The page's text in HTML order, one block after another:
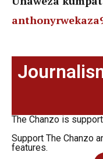
The Chanzo is
Support The Chanzo
features.